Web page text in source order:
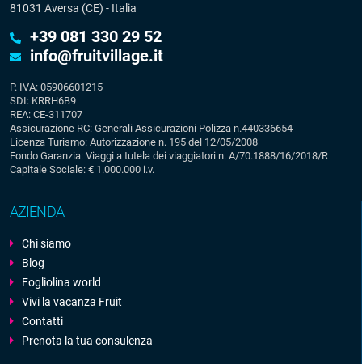
81031 Aversa (CE) - Italia
+39 081 330 29 52
info@fruitvillage.it
P. IVA: 05906601215
SDI: KRRH6B9
REA: CE-311707
Assicurazione RC: Generali Assicurazioni Polizza n.440336654
Licenza Turismo: Autorizzazione n. 195 del 12/05/2008
Fondo Garanzia: Viaggi a tutela dei viaggiatori n. A/70.1888/16/2018/R
Capitale Sociale: € 1.000.000 i.v.
AZIENDA
Chi siamo
Blog
Fogliolina world
Vivi la vacanza Fruit
Contatti
Prenota la tua consulenza